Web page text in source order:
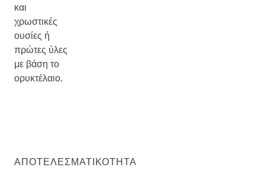
και
χρωστικές
ουσίες ή
πρώτες ύλες
με βάση το
ορυκτέλαιο.
ΑΠΟΤΕΛΕΣΜΑΤΙΚΌΤΗΤΑ